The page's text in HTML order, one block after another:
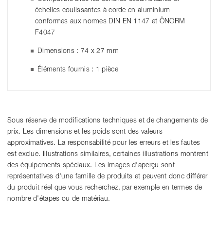
échelles coulissantes à corde en aluminium
conformes aux normes DIN EN 1147 et ÖNORM
F4047
Dimensions : 74 x 27 mm
Éléments fournis : 1 pièce
Sous réserve de modifications techniques et de changements de
prix. Les dimensions et les poids sont des valeurs
approximatives. La responsabilité pour les erreurs et les fautes
est exclue. Illustrations similaires, certaines illustrations montrent
des équipements spéciaux. Les images d'aperçu sont
représentatives d'une famille de produits et peuvent donc différer
du produit réel que vous recherchez, par exemple en termes de
nombre d'étapes ou de matériau.